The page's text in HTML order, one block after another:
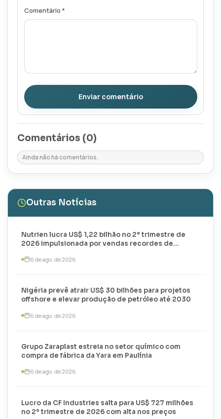
Comentário *
Enviar comentário
Comentários (0)
Ainda não há comentários.
Outras Notícias
Nutrien lucra US$ 1,22 bilhão no 2º trimestre de
2026 impulsionada por vendas recordes de
6 de ago. de 2026
Nigéria prevê atrair US$ 30 bilhões para projetos
offshore e elevar produção de petróleo até 2030
6 de ago. de 2026
Grupo Zaraplast estreia no setor químico com
compra de fábrica da Yara em Paulínia
6 de ago. de 2026
Lucro da CF Industries salta para US$ 727 milhões
no 2º trimestre de 2026 com alta nos preços